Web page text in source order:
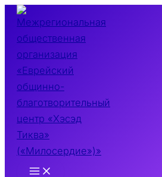
Перейти
содержимому
Main